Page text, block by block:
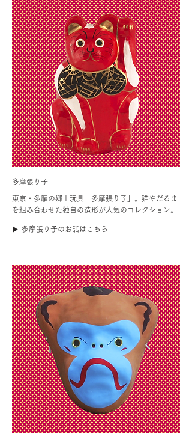
多摩張り子
東京・多摩の郷土玩具「多摩張り子」。猫やだるま
を組み合わせた独自の造形が人気のコレクション。
▶︎ 多摩張り子のお話はこちら